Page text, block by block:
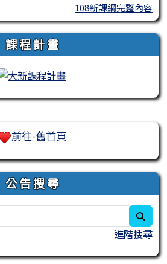
108新課綱完整內容
課 程 計 畫
前往-舊首頁
公 告 搜 尋
進階搜尋